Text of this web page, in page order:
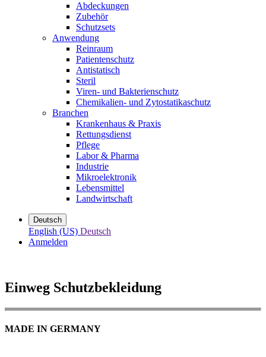
Abdeckungen
Zubehör
Schutzsets
Anwendung
Reinraum
Patientenschutz
Antistatisch
Steril
Viren- und Bakterienschutz
Chemikalien- und Zytostatikaschutz
Branchen
Krankenhaus & Praxis
Rettungsdienst
Pflege
Labor & Pharma
Industrie
Mikroelektronik
Lebensmittel
Landwirtschaft
Deutsch
English (US) Deutsch
Anmelden
Einweg Schutzbekleidung
MADE IN GERMANY